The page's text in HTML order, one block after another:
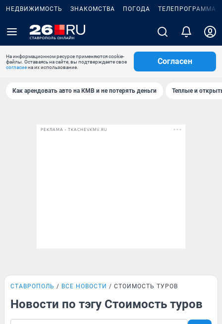
НЕДВИЖИМОСТЬ ЗНАКОМСТВА ПОГОДА ТЕЛЕПРОГРАММА
На информационном ресурсе применяются cookie-
файлы. Оставаясь на сайте, вы подтверждаете свое
согласиена их использование.
Согласен
Как арендовать авто на КМВ и не потерять деньги Теплые и
РЕКЛАМА • TKACHEVKMV.RU
СТАВРОПОЛЬ ВСЕ НОВОСТИ СТОИМОСТЬ ТУРОВ
Новости по тэгу Стоимость туров